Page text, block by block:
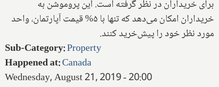
برای خریداران در نظر گرفته است. این پروموشن به
خریداران امکان می‌دهد که تنها با ۵% قیمت آپارتمان، واحد
مورد نظر خود را پیش‌خرید کنند.
Sub-Category:Property
Happened at:Canada
Wednesday, August 21, 2019 - 20:00